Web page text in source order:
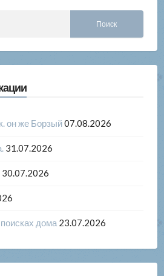
он же Борзый07.08.2026
31.07.2026
30.07.2026
дома 23.07.2026